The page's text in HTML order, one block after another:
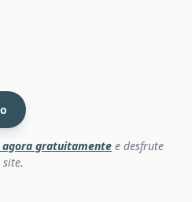
agora gratuitamente e desfrute